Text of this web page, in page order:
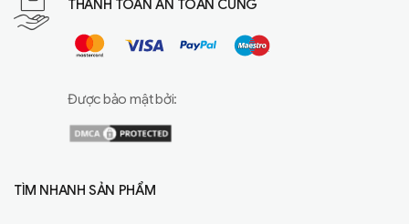
THANH TOÁN AN TOÀN CÙNG
Được bảo mật bởi:
TÌM NHANH SẢN PHẨM